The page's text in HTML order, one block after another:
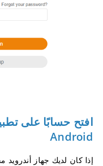
Android
إذا كان لديك جهاز